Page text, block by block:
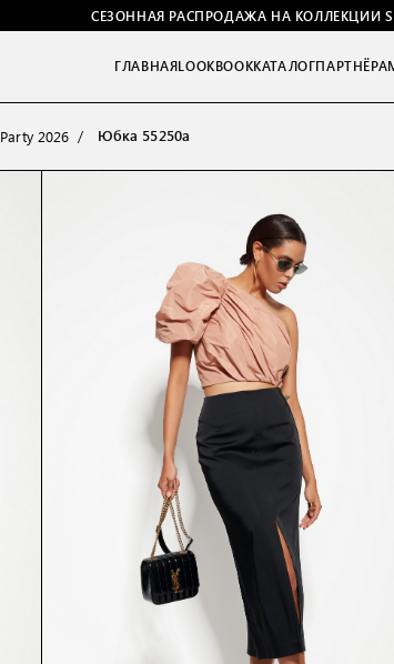
СЕЗОННАЯ РАСПРОДАЖА НА КОЛЛЕКЦИИ
ГЛАВНАЯLOOKBOOKКАТАЛОГ
Party 2026 Юбка 55250а